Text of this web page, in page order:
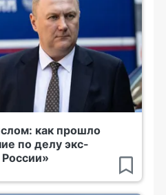
как прошло
по делу экс-